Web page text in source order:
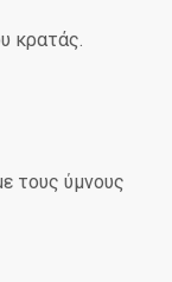
κρατάς.
τους ύμνους